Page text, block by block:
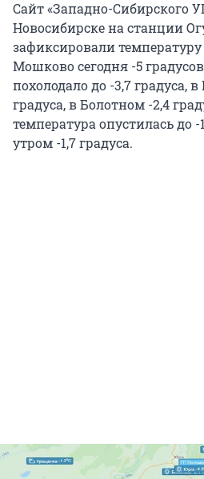
Сайт «Западно-Сибирского
Новосибирске на станции
зафиксировали температуру
Мошково сегодня -5
похолодало до -3,7 градуса,
градуса, в Болотном -2,4
температура опустилась до
утром -1,7 градуса.